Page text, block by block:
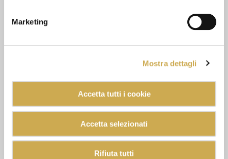
Marketing
Mostra dettagli
Accetta tutti i cookie
Accetta selezionati
Rifiuta tutti